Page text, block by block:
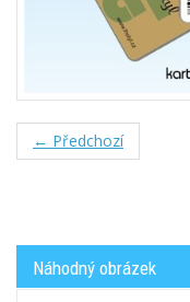
← Předchozí
Náhodný obrázek